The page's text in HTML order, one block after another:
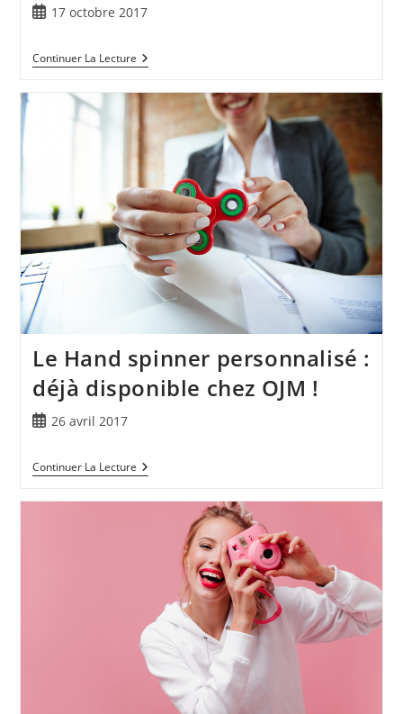
17 octobre 2017
Continuer La Lecture
Le Hand spinner personnalisé :
déjà disponible chez OJM !
26 avril 2017
Continuer La Lecture